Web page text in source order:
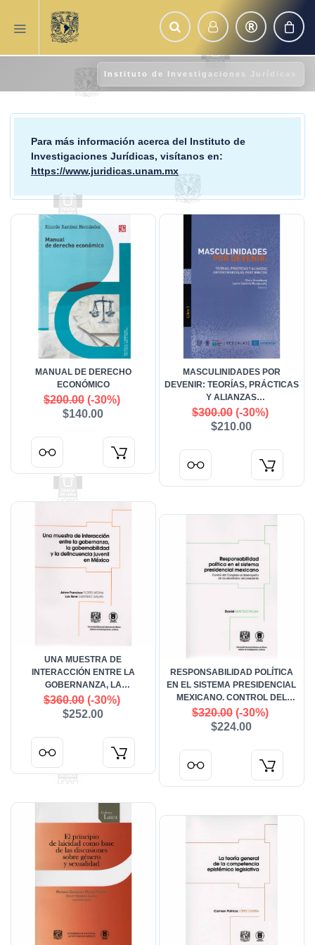
Instituto de Investigaciones Jurídicas
Para más información acerca del Instituto de
Investigaciones Jurídicas, visítanos en:
https://www.juridicas.unam.mx
MANUAL DE DERECHO
ECONÓMICO
$200.00(-30%)
$140.00
MASCULINIDADES POR
DEVENIR: TEORÍAS, PRÁCTICAS
Y ALIANZAS
ANTIPATRIARCALES POST
#METOO
$300.00(-30%)
$210.00
UNA MUESTRA DE
INTERACCIÓN ENTRE LA
GOBERNANZA, LA
GOBERNABILIDAD Y LA
DELINCUENCIA JUVENIL EN
$360.00(-30%)
$252.00
RESPONSABILIDAD POLÍTICA
EN EL SISTEMA PRESIDENCIAL
MEXICANO. CONTROL DEL
CONGRESO AL DESEMPEÑO DE
LOS SECRETARIOS DEL
PRESIDENTE
$320.00(-30%)
$224.00